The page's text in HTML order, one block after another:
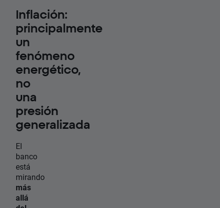
Inflación:
principalmente
un
fenómeno
energético,
no
una
presión
generalizada
El
banco
está
mirando
más
allá